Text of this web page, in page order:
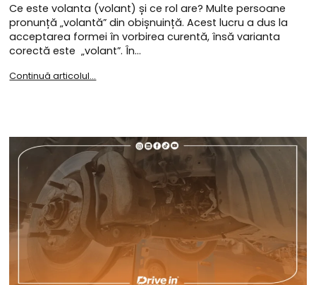
Ce este volanta (volant) și ce rol are? Multe persoane
pronunță „volantă” din obișnuință. Acest lucru a dus la
acceptarea formei în vorbirea curentă, însă varianta
corectă este „volant”. În…
Continuă articolul...